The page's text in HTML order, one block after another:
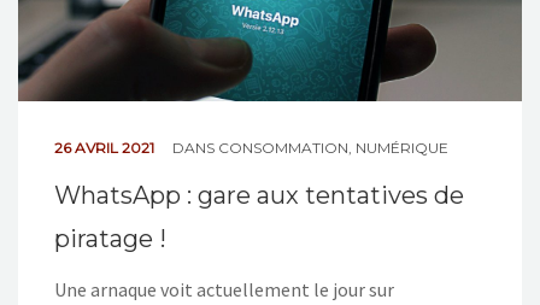
26 AVRIL 2021 DANS CONSOMMATION, NUMÉRIQUE
WhatsApp : gare aux tentatives de
piratage !
Une arnaque voit actuellement le jour sur